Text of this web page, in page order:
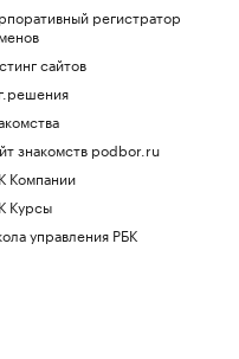
регистратор
сайтов
знакомств podbor.ru
Компании
Курсы
управления РБК